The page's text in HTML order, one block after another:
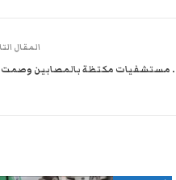
المقال
مستشفيات مكتظة بالمصابين